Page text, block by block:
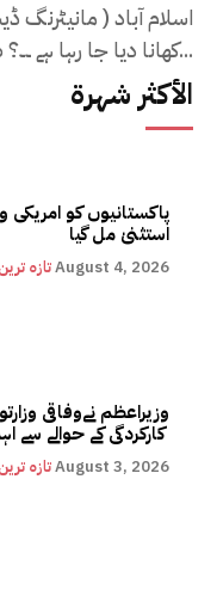
اسلام آباد ( مانیٹرنگ
کھانا دیا جا رہا ہے ۔۔؟ صاحبزادہ حامد رضا...
الأكثر شهرة
پاکستانیوں کو امریکی
استثنیٰ مل گیا
تازہAugust 4, 2026
وزیراعظم نےوفاقی
کارکردگی کے حوالے سے اہم فیصلہ کر لیا
تازہAugust 3, 2026